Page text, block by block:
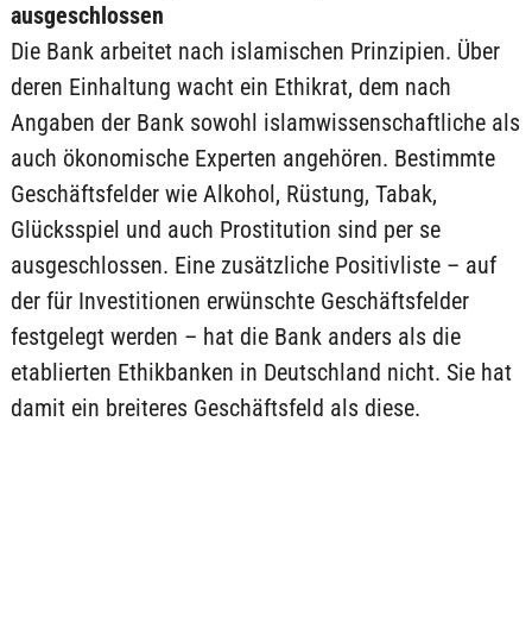
ausgeschlossen
Die Bank arbeitet nach islamischen Prinzipien. Über
deren Einhaltung wacht ein Ethikrat, dem nach
Angaben der Bank sowohl islamwissenschaftliche als
auch ökonomische Experten angehören. Bestimmte
Geschäftsfelder wie Alkohol, Rüstung, Tabak,
Glücksspiel und auch Prostitution sind per se
ausgeschlossen. Eine zusätzliche Positivliste – auf
der für Investitionen erwünschte Geschäftsfelder
festgelegt werden – hat die Bank anders als die
etablierten Ethikbanken in Deutschland nicht. Sie hat
damit ein breiteres Geschäftsfeld als diese.